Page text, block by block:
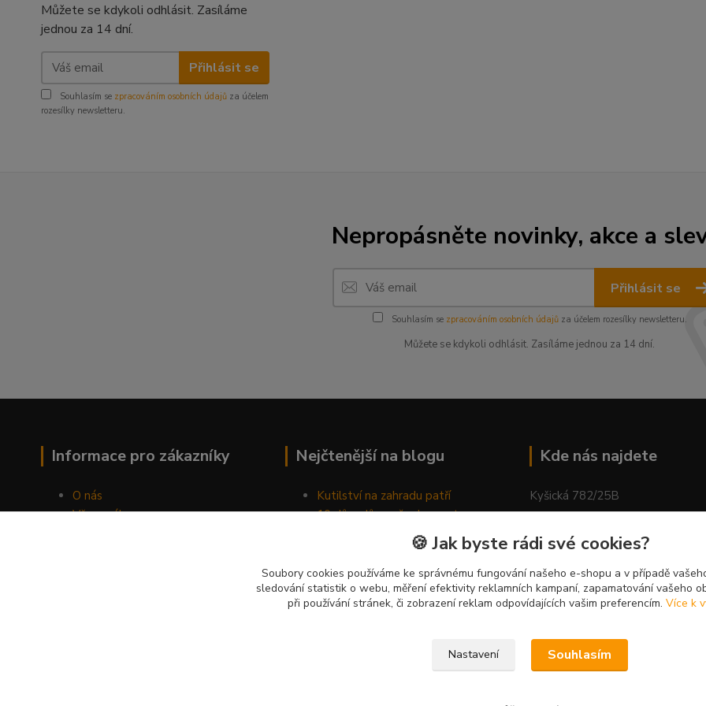
Můžete se kdykoli odhlásit. Zasíláme
jednou za 14 dní.
Přihlásit se
Souhlasím se zpracováním osobních údajů za účelem
rozesílky newsletteru.
Nepropásněte novinky, akce a
Přihlásit se
Souhlasím se zpracováním osobních údajůza účelem rozesílky newsletteru.
Můžete se kdykoli odhlásit. Zasíláme jednou za 14 dní.
Informace pro zákazníky
O nás
Vše o nákupu
Nejčtenější na blogu
Kutilství na zahradu patří
10 důvodů, proč relaxovat
chozením do přírody
Jak správně pěstovat tulipány
Náhodně generovaný článek
Kde nás najdete
Kyšická 782/25B
🍪 Jak byste rádi své cookies?
Soubory cookies používáme ke správnému fungování našeho e-shopu a v případě
sledování statistik o webu, měření efektivity reklamních kampaní, zapamatování vašeho
při používání stránek, či zobrazení reklam odpovídajících vašim preferencím. Více k
Nastavení Souhlasím